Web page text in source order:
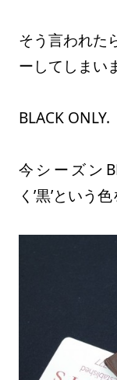
そう言われた
ーしてしまい
BLACK ONLY.
今シーズン
く’黒’という